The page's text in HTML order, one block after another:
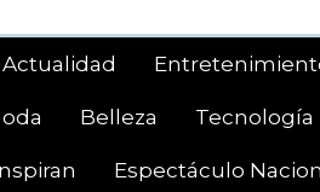
Actualidad
Belleza Tecnología
Espectáculo